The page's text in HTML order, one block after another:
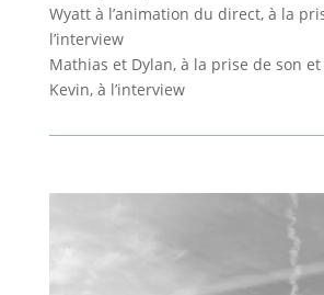
Wyatt à l’animation du direct, à la
l’interview
Mathias et Dylan, à la prise de son et
Kevin, à l’interview